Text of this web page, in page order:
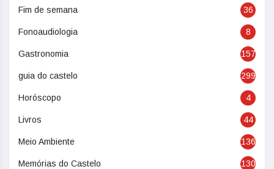
Fim de semana 36
Fonoaudiologia 8
Gastronomia 157
guia do castelo 299
Horóscopo 4
Livros 44
Meio Ambiente 136
Memórias do Castelo 130